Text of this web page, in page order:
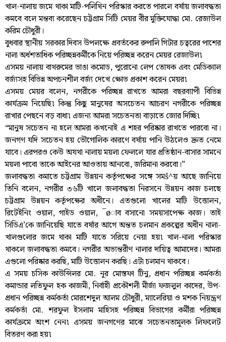
খাল-নালায় জমে থাকা মাটি-পলিথিন পরিস্কার করতে পারলে বর্ষায় জলাবদ্ধতা
কমবে বলে মন্তব্য করেছেন চট্টগ্রাম সিটি মেয়র বীর মুক্তিযোদ্ধা মো. রেজাউল
করিম চৌধুরী।
বুধবার স্থানীয় সরকার দিবস উপলক্ষে প্রবর্তকের রুপালি গিটার চত্বরের পাশের
নালা অর্ধশতাধিক পরিচ্ছন্নকর্মীকে নিয়ে পরিচ্ছন্ন করেন মেয়র রেজাউল৷
এসময় নালায় বাথরুমের ভাঙা কমোড, পুরোনো লেপ তোষক এবং মেডিক্যাল
বর্জ্যসহ বিভিন্ন অপচনশীল বর্জ্য দেখে ক্ষোভ প্রকাশ করেন মেয়র৷
এসময় মেয়র বলেন, নগরীকে পরিচ্ছন্ন রাখতে আমরা বছরব্যাপী বিভিন্ন
কার্যক্রম নিয়েছি৷ কিন্তু কিছু মানুষের অসচেতন আচরণ নগরীকে পরিচ্ছন্ন
রাখার পেছনে বড় বাধা৷ এজন্য আমরা সচেতনতা বাড়াতে জোর দিচ্ছি৷
“মানুষ সচেতন না হলে আমরা কখনোই এ শহর পরিষ্কার রাখতে পারবো না।
জনগণ যদি সচেতন হয় ভৌগোলিক কারণে বর্ষায় পানি উঠলেও দ্রুত নেমে
যাবে। এরপরও কেউ অযথা নালায় ময়লা ফেললে যার প্রতিষ্ঠান-বাসার সামনে
ময়লা পাবো তাকে আইনের আওতায় আনবো, জরিমানা করবো।”
জলাবদ্ধতা কমাতে চট্টগ্রাম উন্নয়ন কর্তৃপক্ষের সঙ্গে সমš^য় আছে জানিয়ে
তিনি বলেন, নগরীর ৩৬টি খালে জলাবদ্ধতা নিরসনে উন্নয়ন কাজ চলছে
চট্টগ্রাম উন্নয়ন কর্তৃপক্ষের অধীনে। এতগুলো খালের মাটি উত্তোলন,
রিটেইনিং ওয়াল, গাইড ওয়াল, ¯øাব বসানো সময়সাপেক্ষ কাজ। তাই
সিডিএ’কে জানিয়েছি যাতে বর্ষার আগে অন্তত চলমান প্রকল্পের অধীন নালা-
খালগুলোর জমে থাকা মাটি যাতে সরিয়ে নেয়া হয়৷ খাল-নালা পরিস্কার
থাকলে জলাবদ্ধতা কমবে। নগরীর অভ্যন্তরীণ নালার দায়িত্ব আমাদের। আমরা
এগুলো পরিষ্কার করছি, মাটি উত্তোলন করছি। এটা চলমান থাকবে।
এ সময় চসিক কাউন্সিলর মো. নূর মোস্তফা টিনু, প্রধান পরিচ্ছন্ন কর্মকর্তা
কমান্ডার লতিফুল হক কাজমী, নির্বাহী প্রকৌশলী মীর্জা ফজলুল কাদের, উপ-
প্রধান পরিচ্ছন্ন কর্মকর্তা মোরশেদুল আলম চৌধুরী, ম্যালেরিয়া ও মশক নিয়ন্ত্রণ
কর্মকর্তা মো. শরফুল ইসলাম মাহিসহ পরিচ্ছন্ন বিভাগের কর্মীরা পরিচ্ছন্ন
কার্যক্রমে অংশ নেন৷ এসময় জনগণের মাঝে সচেতনতামূলক লিফলেট
বিতরণ করা হয়৷